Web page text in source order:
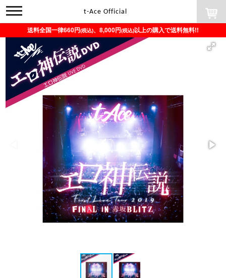
toggle
navigation
t-Ace Official
送料全国一律660円(税込)、8,000円(税込)以上の購入で送料無料!!